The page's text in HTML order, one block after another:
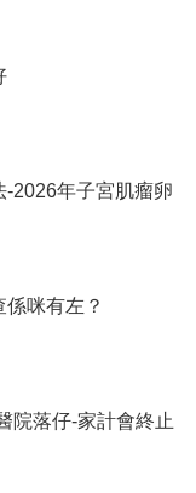
2026年子宮肌瘤卵
咪有左？
院落仔-家計會終止